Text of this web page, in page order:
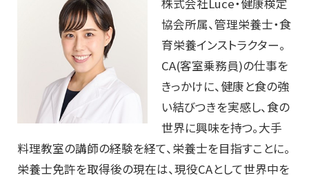
株式会社Luce・健康検定
協会所属、管理栄養士・食
育栄養インストラクター。
CA(客室乗務員)の仕事を
きっかけに、健康と食の強
い結びつきを実感し、食の
世界に興味を持つ。大手
料理教室の講師の経験を経て、栄養士を目指すことに。
栄養士免許を取得後の現在は、現役CAとして世界中を